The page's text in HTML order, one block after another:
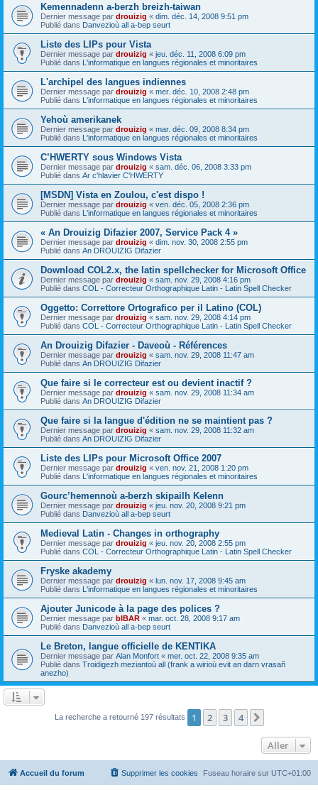
Kemennadenn a-berzh breizh-taiwan
Dernier message par drouizig « dim. déc. 14, 2008 9:51 pm
Publié dans Danvezioù all a-bep seurt
Liste des LIPs pour Vista
Dernier message par drouizig « jeu. déc. 11, 2008 6:09 pm
Publié dans L'informatique en langues régionales et minoritaires
L'archipel des langues indiennes
Dernier message par drouizig « mer. déc. 10, 2008 2:48 pm
Publié dans L'informatique en langues régionales et minoritaires
Yehoù amerikanek
Dernier message par drouizig « mar. déc. 09, 2008 8:34 pm
Publié dans L'informatique en langues régionales et minoritaires
C’HWERTY sous Windows Vista
Dernier message par drouizig « sam. déc. 06, 2008 3:33 pm
Publié dans Ar c'hlavier C'HWERTY
[MSDN] Vista en Zoulou, c'est dispo !
Dernier message par drouizig « ven. déc. 05, 2008 2:36 pm
Publié dans L'informatique en langues régionales et minoritaires
« An Drouizig Difazier 2007, Service Pack 4 »
Dernier message par drouizig « dim. nov. 30, 2008 2:55 pm
Publié dans An DROUIZIG Difazier
Download COL2.x, the latin spellchecker for Microsoft Office
Dernier message par drouizig « sam. nov. 29, 2008 4:16 pm
Publié dans COL - Correcteur Orthographique Latin - Latin Spell Checker
Oggetto: Correttore Ortografico per il Latino (COL)
Dernier message par drouizig « sam. nov. 29, 2008 4:14 pm
Publié dans COL - Correcteur Orthographique Latin - Latin Spell Checker
An Drouizig Difazier - Daveoù - Références
Dernier message par drouizig « sam. nov. 29, 2008 11:47 am
Publié dans An DROUIZIG Difazier
Que faire si le correcteur est ou devient inactif ?
Dernier message par drouizig « sam. nov. 29, 2008 11:34 am
Publié dans An DROUIZIG Difazier
Que faire si la langue d'édition ne se maintient pas ?
Dernier message par drouizig « sam. nov. 29, 2008 11:32 am
Publié dans An DROUIZIG Difazier
Liste des LIPs pour Microsoft Office 2007
Dernier message par drouizig « ven. nov. 21, 2008 1:20 pm
Publié dans L'informatique en langues régionales et minoritaires
Gourc’hemennoù a-berzh skipailh Kelenn
Dernier message par drouizig « jeu. nov. 20, 2008 9:21 pm
Publié dans Danvezioù all a-bep seurt
Medieval Latin - Changes in orthography
Dernier message par drouizig « jeu. nov. 20, 2008 2:55 pm
Publié dans COL - Correcteur Orthographique Latin - Latin Spell Checker
Fryske akademy
Dernier message par drouizig « lun. nov. 17, 2008 9:45 am
Publié dans L'informatique en langues régionales et minoritaires
Ajouter Junicode à la page des polices ?
Dernier message par bIBAR « mar. oct. 28, 2008 9:17 am
Publié dans Danvezioù all a-bep seurt
Le Breton, langue officielle de KENTIKA
Dernier message par Alan Monfort « mer. oct. 22, 2008 9:35 am
Publié dans Troidigezh meziantoù all (frank a wirioù evit an darn vrasañ
anezho)
La recherche a retourné 197 résultats 1 2 3 4
Aller
Accueil du forum Fuseau horaire sur UTC+01:00
Supprimer les cookies